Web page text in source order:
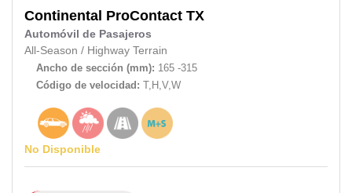
Continental ProContact TX
Automóvil de Pasajeros
All-Season / Highway Terrain
Ancho de sección (mm): 165 -315
Código de velocidad: T,H,V,W
No Disponible